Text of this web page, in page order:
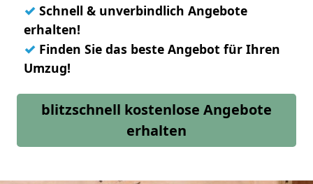
✓ Schnell & unverbindlich Angebote
erhalten!
✓ Finden Sie das beste Angebot für Ihren
Umzug!
blitzschnell kostenlose Angebote
erhalten